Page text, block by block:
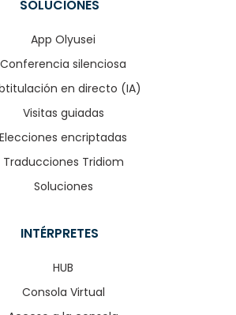
SOLUCIONES
App Olyusei
Conferencia silenciosa
en directo (IA)
Visitas guiadas
Elecciones encriptadas
Traducciones Tridiom
Soluciones
INTÉRPRETES
HUB
Consola Virtual